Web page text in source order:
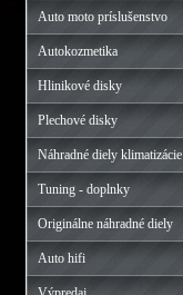
Auto moto príslušenstvo
Autokozmetika
Hlinikové disky
Plechové disky
Náhradné diely klimatizácie
Tuning - doplnky
Originálne náhradné diely
Auto hifi